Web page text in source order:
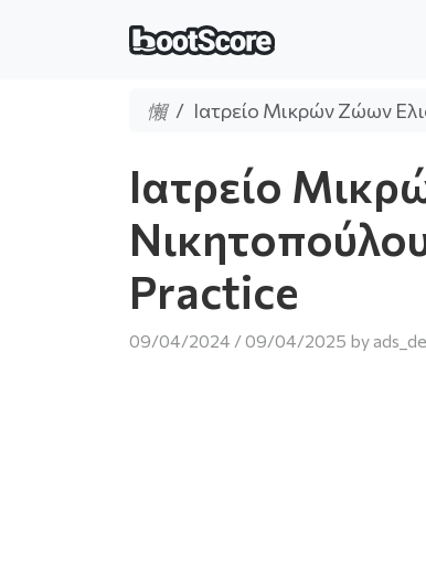
Ιατρείο Μικρών Ζώων
Ιατρείο
Practice
09/04/2024 /09/04/2025 by